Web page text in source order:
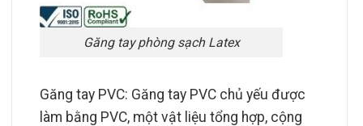
Găng tay phòng sạch Latex
Găng tay PVC: Găng tay PVC chủ yếu được
làm bằng PVC, một vật liệu tổng hợp, cộng